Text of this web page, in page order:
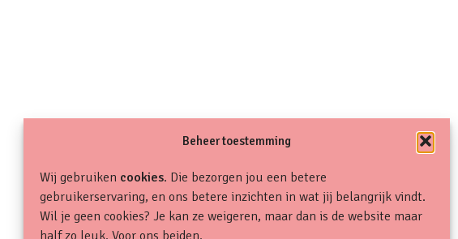
Beheer toestemming
Wij gebruiken cookies. Die bezorgen jou een betere
gebruikerservaring, en ons betere inzichten in wat jij belangrijk vindt.
Wil je geen cookies? Je kan ze weigeren, maar dan is de website maar
half zo leuk. Voor ons beiden.